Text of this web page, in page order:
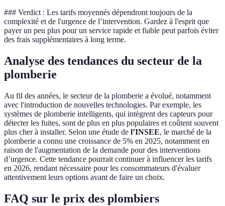
### Verdict : Les tarifs moyennés dépendront toujours de la
complexité et de l'urgence de l’intervention. Gardez à l'esprit que
payer un peu plus pour un service rapide et fiable peut parfois éviter
des frais supplémentaires à long terme.
Analyse des tendances du secteur de la
plomberie
Au fil des années, le secteur de la plomberie a évolué, notamment
avec l'introduction de nouvelles technologies. Par exemple, les
systèmes de plomberie intelligents, qui intègrent des capteurs pour
détecter les fuites, sont de plus en plus populaires et coûtent souvent
plus cher à installer. Selon une étude de l’INSEE, le marché de la
plomberie a connu une croissance de 5% en 2025, notamment en
raison de l'augmentation de la demande pour des interventions
d’urgence. Cette tendance pourrait continuer à influencer les tarifs
en 2026, rendant nécessaire pour les consommateurs d'évaluer
attentivement leurs options avant de faire un choix.
FAQ sur le prix des plombiers